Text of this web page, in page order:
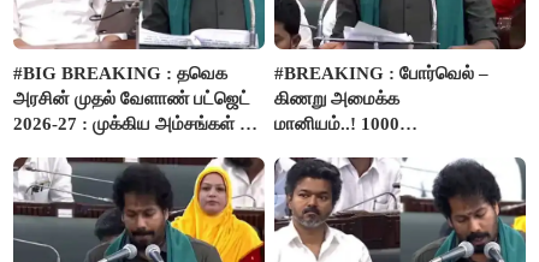
#BIG BREAKING : தவெக
அரசின் முதல் வேளாண் பட்ஜெட்
2026-27 : முக்கிய அம்சங்கள் ஓர்
#BREAKING : போர்வெல் –
கிணறு அமைக்க
மானியம்..! 1000
பம்புசெட் வழங்கப்படும்..!